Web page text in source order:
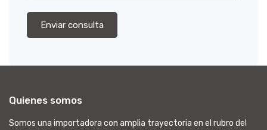
Enviar consulta
Quienes somos
Somos una importadora con amplia trayectoria en el rubro del